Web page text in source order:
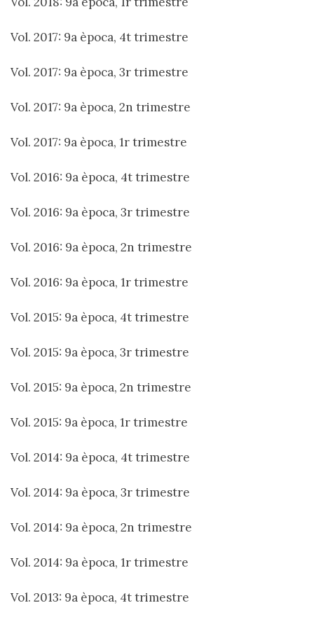
Vol. 2017: 9a època, 4t trimestre
Vol. 2017: 9a època, 3r trimestre
Vol. 2017: 9a època, 2n trimestre
Vol. 2017: 9a època, 1r trimestre
Vol. 2016: 9a època, 4t trimestre
Vol. 2016: 9a època, 3r trimestre
Vol. 2016: 9a època, 2n trimestre
Vol. 2016: 9a època, 1r trimestre
Vol. 2015: 9a època, 4t trimestre
Vol. 2015: 9a època, 3r trimestre
Vol. 2015: 9a època, 2n trimestre
Vol. 2015: 9a època, 1r trimestre
Vol. 2014: 9a època, 4t trimestre
Vol. 2014: 9a època, 3r trimestre
Vol. 2014: 9a època, 2n trimestre
Vol. 2014: 9a època, 1r trimestre
Vol. 2013: 9a època, 4t trimestre